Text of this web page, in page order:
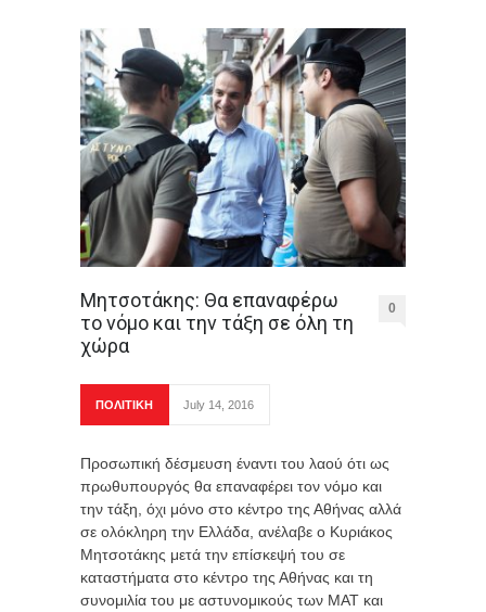
Μητσοτάκης: Θα επαναφέρω
το νόμο και την τάξη σε όλη τη
χώρα
0
ΠΟΛΙΤΙΚΗ July 14, 2016
Προσωπική δέσμευση έναντι του λαού ότι ως
πρωθυπουργός θα επαναφέρει τον νόμο και
την τάξη, όχι μόνο στο κέντρο της Αθήνας αλλά
σε ολόκληρη την Ελλάδα, ανέλαβε ο Κυριάκος
Μητσοτάκης μετά την επίσκεψή του σε
καταστήματα στο κέντρο της Αθήνας και τη
συνομιλία του με αστυνομικούς των ΜΑΤ και